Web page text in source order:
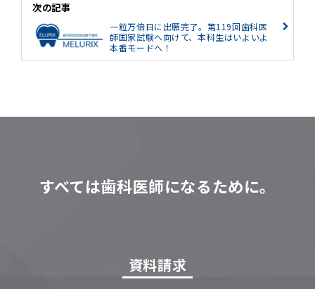
次の記事
一粒万倍日に出願完了。第119回歯科医
師国家試験へ向けて、本科生はいよいよ
本番モードへ！
すべては歯科医師になるために。
資料請求